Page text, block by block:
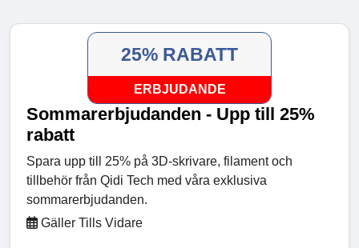
25% RABATT
ERBJUDANDE
Sommarerbjudanden - Upp till 25%
rabatt
Spara upp till 25% på 3D-skrivare, filament och
tillbehör från Qidi Tech med våra exklusiva
sommarerbjudanden.
Gäller Tills Vidare